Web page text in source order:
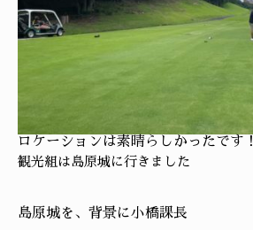
ロケーションは素晴らしかったです！
観光組は島原城に行きました
島原城を、背景に小橋課長